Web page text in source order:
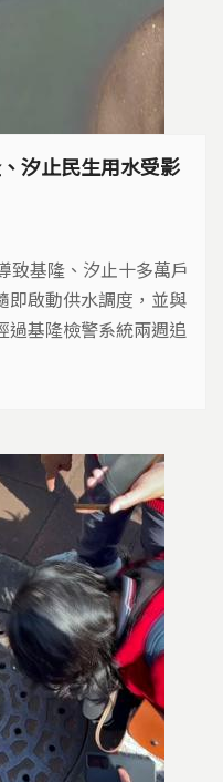
汐止民生用水受影
致基隆、汐止十多萬戶
即啟動供水調度，並與
過基隆檢警系統兩週追
非法偷排廢油，目前